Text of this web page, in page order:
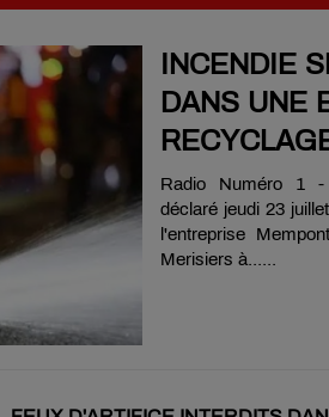
INCENDIE
DANS UNE
Radio Numéro 1 -
déclaré jeudi 23
l'entreprise
Merisiers à......